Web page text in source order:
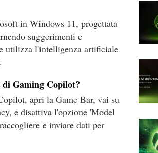
in Windows 11, progettata
suggerimenti e
utilizza l'intelligenza artificiale
Gaming Copilot?
apri la Game Bar, vai su
e disattiva l'opzione 'Model
e inviare dati per